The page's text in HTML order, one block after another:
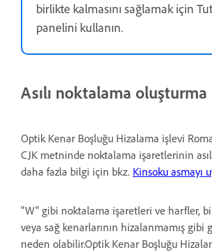
birlikte kalmasını sağlamak için
panelini kullanın.
Asılı noktalama oluşturma
Optik Kenar Boşluğu Hizalama işlevi
CJK metninde noktalama işaretlerinin
daha fazla bilgi için bkz. Kinsoku asmayı
"W" gibi noktalama işaretleri ve harfler,
veya sağ kenarlarının hizalanmamış gibi
neden olabilir.Optik Kenar Boşluğu